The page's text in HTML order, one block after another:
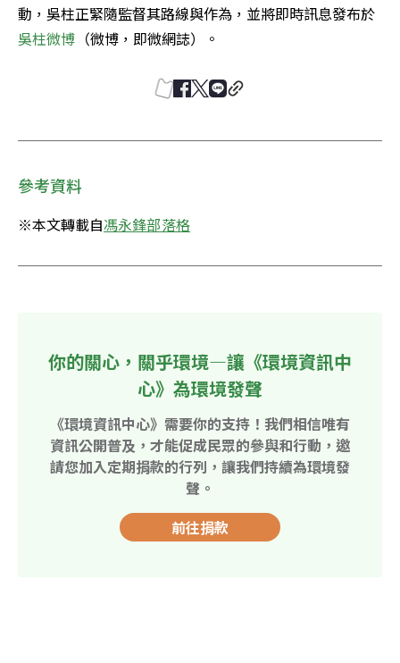
動，吳柱正緊隨監督其路線與作為，並將即時訊息發布於
吳柱微博 （微博，即微網誌）。
參考資料
※本文轉載自馮永鋒部落格
你的關心，關乎環境—讓《環境資訊中
心》為環境發聲
《環境資訊中心》需要你的支持！我們相信唯有
資訊公開普及，才能促成民眾的參與和行動，邀
請您加入定期捐款的行列，讓我們持續為環境發
聲。
前往捐款